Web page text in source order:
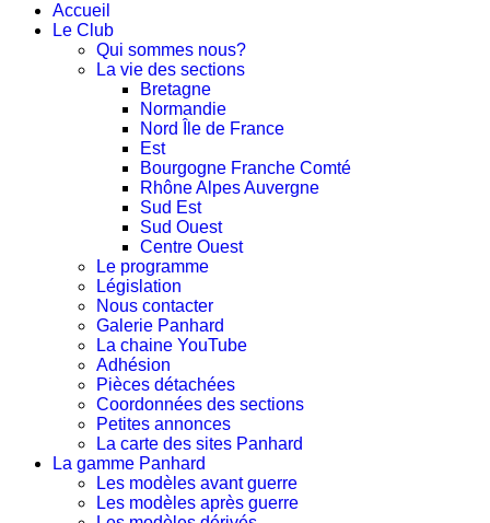
Accueil
Le Club
Qui sommes nous?
La vie des sections
Bretagne
Normandie
Nord Île de France
Est
Bourgogne Franche Comté
Rhône Alpes Auvergne
Sud Est
Sud Ouest
Centre Ouest
Le programme
Législation
Nous contacter
Galerie Panhard
La chaine YouTube
Adhésion
Pièces détachées
Coordonnées des sections
Petites annonces
La carte des sites Panhard
La gamme Panhard
Les modèles avant guerre
Les modèles après guerre